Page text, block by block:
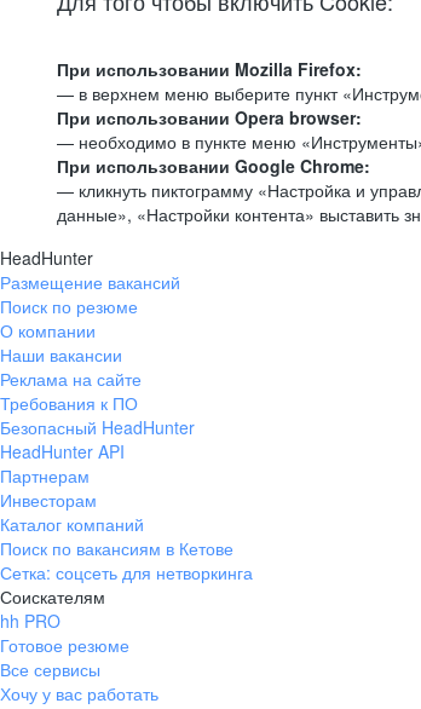
При использовании Mozilla Firefox:
— в верхнем меню выберите пункт
При использовании Opera browser:
— необходимо в пункте меню
При использовании Google Chrome:
— кликнуть пиктограмму «Настройка и
данные», «Настройки контента» выставить
HeadHunter
Размещение вакансий
Поиск по резюме
О компании
Наши вакансии
Реклама на сайте
Требования к ПО
Безопасный HeadHunter
HeadHunter API
Партнерам
Инвесторам
Каталог компаний
Поиск по вакансиям в Кетове
Сетка: соцсеть для нетворкинга
Соискателям
hh PRO
Готовое резюме
Все сервисы
Хочу у вас работать